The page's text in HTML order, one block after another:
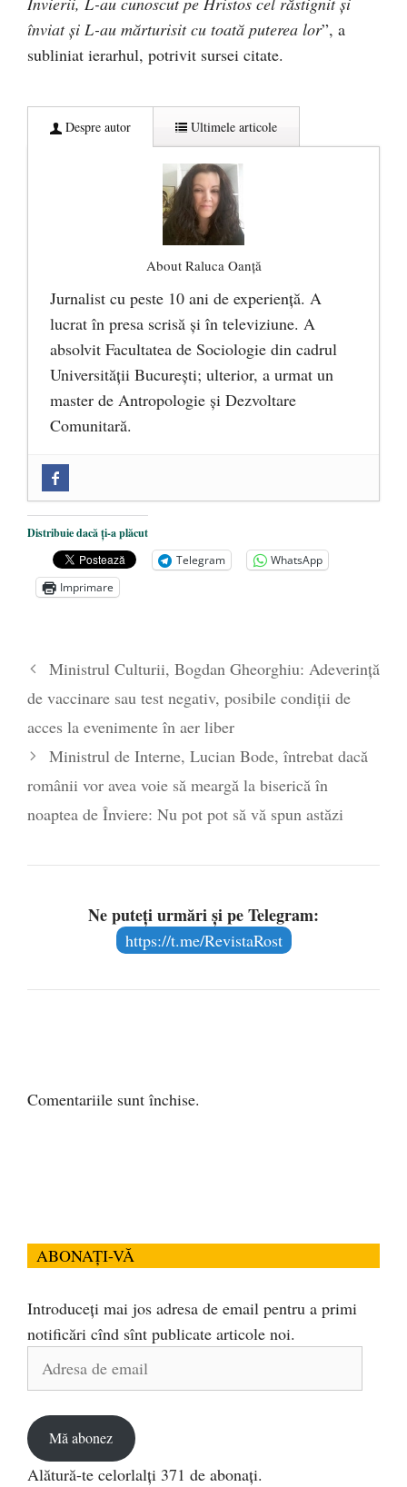
înviat și L-au mărturisit cu toată puterea lor”, a
subliniat ierarhul, potrivit sursei citate.
Despre autor Ultimele articole
About Raluca Oanță
Jurnalist cu peste 10 ani de experiență. A
lucrat în presa scrisă și în televiziune. A
absolvit Facultatea de Sociologie din cadrul
Universității București; ulterior, a urmat un
master de Antropologie și Dezvoltare
Comunitară.
Mănăstirea „Sfânta Ana” Rohia. Părintele
Nicolae Steinhardt, comemorat la 102 ani
de la naștere - 29 iulie 2024
„Carnea cultivată” în laborator, tot mai
Părintele mărturisitor Constantin
Mănăstirea Cernica
- 27 iulie 2024
Distribuie dacă ți-a plăcut
Telegram
WhatsApp
Imprimare
Ministrul Culturii, Bogdan Gheorghiu: Adeverinţă
de vaccinare sau test negativ, posibile condiţii de
acces la evenimente în aer liber
Ministrul de Interne, Lucian Bode, întrebat dacă
românii vor avea voie să meargă la biserică în
noaptea de Înviere: Nu pot pot să vă spun astăzi
Ne puteți urmări și pe Telegram:
https://t.me/RevistaRost
Comentariile sunt închise.
ABONAȚI-VĂ
Introduceți mai jos adresa de email pentru a primi
notificări cînd sînt publicate articole noi.
Mă abonez
Alătură-te celorlalți 371 de abonați.